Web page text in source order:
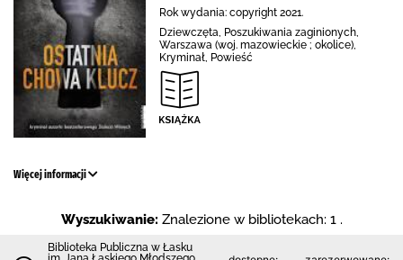
Rok wydania: copyright 2021.
Dziewczęta, Poszukiwania zaginionych,
Warszawa (woj. mazowieckie ; okolice),
Kryminał, Powieść
Więcej informacji
Wyszukiwanie: Znalezione w bibliotekach: 1 .
Biblioteka Publiczna w Łasku